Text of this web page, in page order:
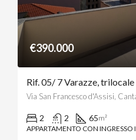
€390.000
Rif. 05/ 7 Varazze,
2 2 65m²
APPARTAMENTO CON INGRESSO